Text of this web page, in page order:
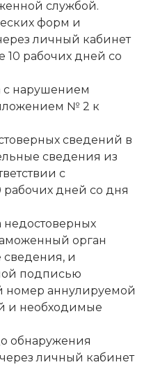
службой.
форм и
личный кабинет
рабочих дней со
с нарушением
№ 2 к
сведений в
сведения из
с
дней со дня
орган
и
подписью
номер аннулируемой
и необходимые
обнаружения
личный кабинет